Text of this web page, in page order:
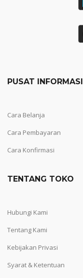
PUSAT INFORMASI
Cara Belanja
Cara Pembayaran
Cara Konfirmasi
TENTANG TOKO
Hubungi Kami
Tentang Kami
Kebijakan Privasi
Syarat & Ketentuan